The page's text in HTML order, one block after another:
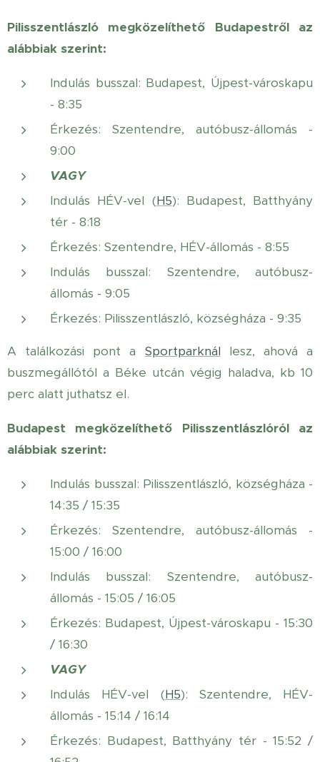
Pilisszentlászló megközelíthető Budapestről az
alábbiak szerint:
Indulás busszal: Budapest, Újpest-városkapu
- 8:35
Érkezés: Szentendre, autóbusz-állomás -
9:00
VAGY
Indulás HÉV-vel (H5): Budapest, Batthyány
tér - 8:18
Érkezés: Szentendre, HÉV-állomás - 8:55
Indulás busszal: Szentendre, autóbusz-
állomás - 9:05
Érkezés: Pilisszentlászló, községháza - 9:35
A találkozási pont a Sportparknál lesz, ahová a
buszmegállótól a Béke utcán végig haladva, kb 10
perc alatt juthatsz el.
Budapest megközelíthető Pilisszentlászlóról az
alábbiak szerint:
Indulás busszal: Pilisszentlászló, községháza -
14:35 / 15:35
Érkezés: Szentendre, autóbusz-állomás -
15:00 / 16:00
Indulás busszal: Szentendre, autóbusz-
állomás - 15:05 / 16:05
Érkezés: Budapest, Újpest-városkapu - 15:30
/ 16:30
VAGY
Indulás HÉV-vel (H5): Szentendre, HÉV-
állomás - 15:14 / 16:14
Érkezés: Budapest, Batthyány tér - 15:52 /